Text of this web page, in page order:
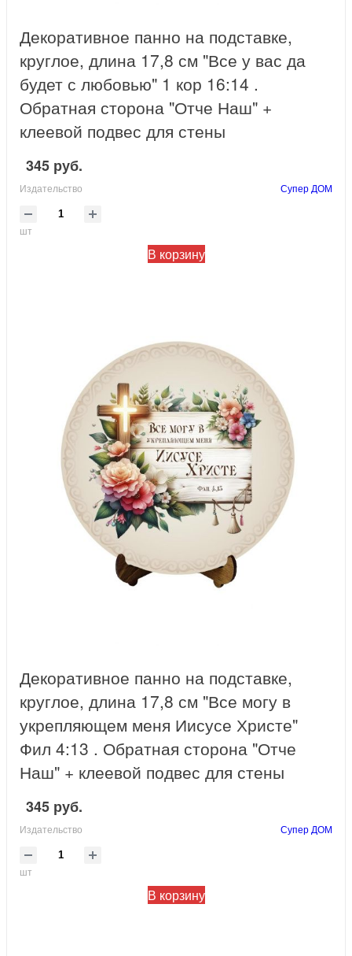
Декоративное панно на подставке,
круглое, длина 17,8 см "Все у вас да
будет с любовью" 1 кор 16:14 .
Обратная сторона "Отче Наш" +
клеевой подвес для стены
345 руб.
Издательство Супер ДОМ
шт
В корзину
Декоративное панно на подставке,
круглое, длина 17,8 см "Все могу в
укрепляющем меня Иисусе Христе"
Фил 4:13 . Обратная сторона "Отче
Наш" + клеевой подвес для стены
345 руб.
Издательство Супер ДОМ
шт
В корзину